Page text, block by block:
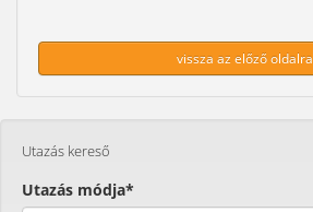
vissza az előző oldalra
Utazás kereső
Utazás módja*